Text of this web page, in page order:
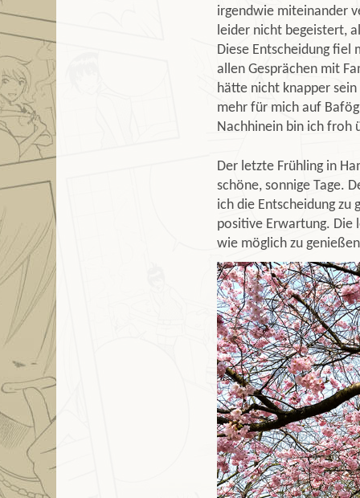
irgendwie miteinander
leider nicht begeistert,
Diese Entscheidung fiel
allen Gesprächen mit
hätte nicht knapper
mehr für mich auf
Nachhinein bin ich froh
Der letzte Frühling in
schöne, sonnige Tage.
ich die Entscheidung
positive Erwartung. Die
wie möglich zu